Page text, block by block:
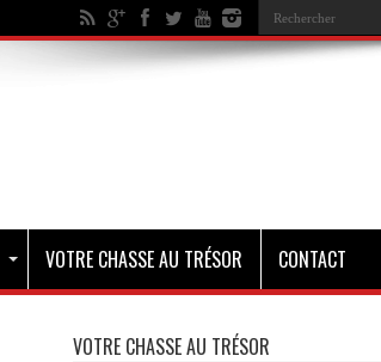
VOTRE CHASSE AU TRÉSOR CONTACT
VOTRE CHASSE AU TRÉSOR